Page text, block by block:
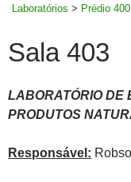
Laboratórios > Prédio 400
Sala 403
LABORATÓRIO DE
PRODUTOS
Responsável: